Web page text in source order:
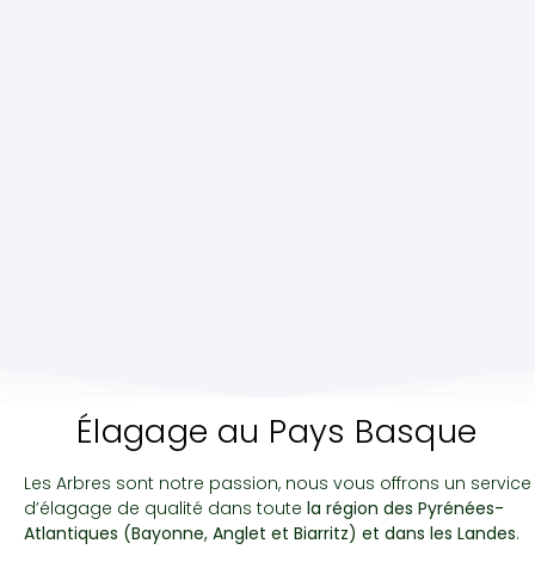
Élagage au Pays Basque
Les Arbres sont notre passion, nous vous offrons un service
d’élagage de qualité dans toute la région des Pyrénées-
Atlantiques (Bayonne, Anglet et Biarritz) et dans les Landes.